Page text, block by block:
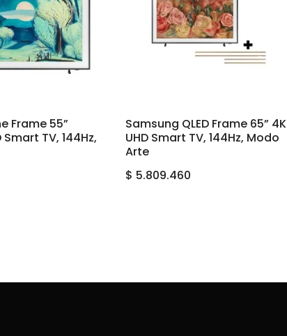
Frame 55”
Smart TV, 144Hz,
Samsung QLED Frame 65” 4K
UHD Smart TV, 144Hz, Modo
Arte
$ 5.809.460